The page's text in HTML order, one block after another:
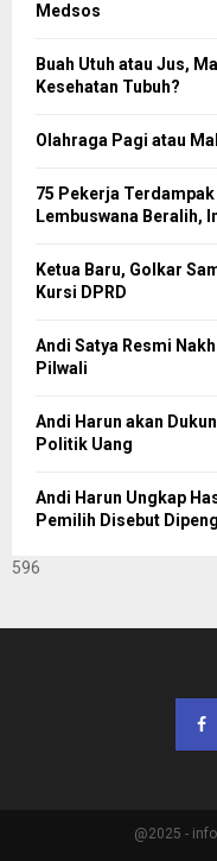
Medsos
Buah Utuh atau Jus,
Kesehatan Tubuh?
Olahraga Pagi atau
75 Pekerja
Lembuswana Beralih,
Ketua Baru, Golkar
Kursi DPRD
Andi Satya Resmi
Pilwali
Andi Harun akan
Politik Uang
Andi Harun Ungkap
Pemilih Disebut
596
@2025 -